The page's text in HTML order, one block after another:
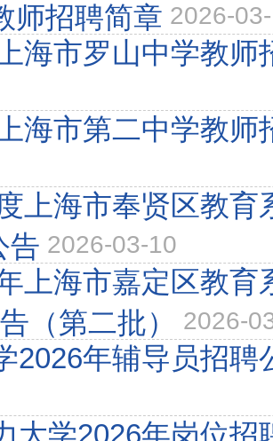
师招聘简章 2026-
海市罗山中学教师
海市第二中学教师
上海市奉贤区教育
告 2026-03-10
上海市嘉定区教育
（第二批）
2026-
2026年辅导员招聘
大学2026年岗位